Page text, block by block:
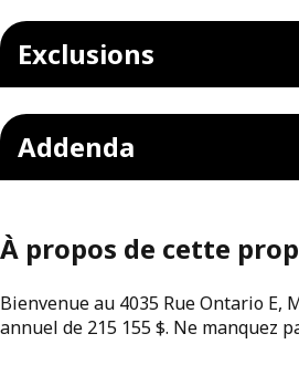
Exclusions
Addenda
À propos de cette
Bienvenue au 4035 Rue Ontario E,
annuel de 215 155 $. Ne manquez